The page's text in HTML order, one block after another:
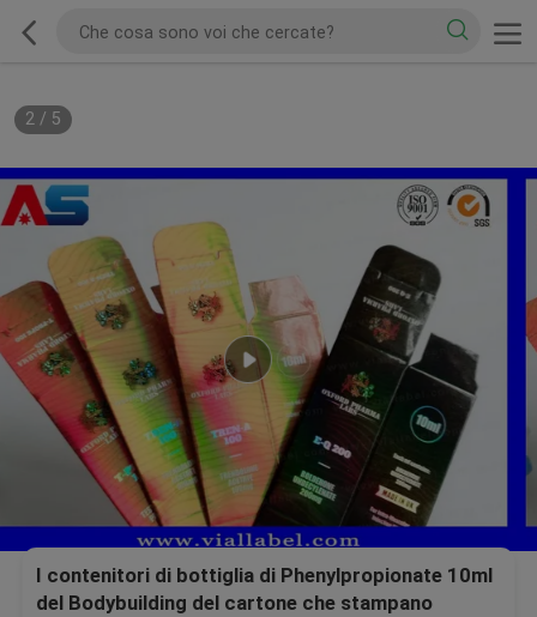
2/ 5
I contenitori di bottiglia di Phenylpropionate 10ml
del Bodybuilding del cartone che stampano